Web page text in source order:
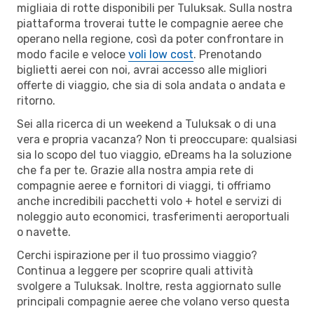
migliaia di rotte disponibili per Tuluksak. Sulla nostra
piattaforma troverai tutte le compagnie aeree che
operano nella regione, così da poter confrontare in
modo facile e veloce voli low cost. Prenotando
biglietti aerei con noi, avrai accesso alle migliori
offerte di viaggio, che sia di sola andata o andata e
ritorno.
Sei alla ricerca di un weekend a Tuluksak o di una
vera e propria vacanza? Non ti preoccupare: qualsiasi
sia lo scopo del tuo viaggio, eDreams ha la soluzione
che fa per te. Grazie alla nostra ampia rete di
compagnie aeree e fornitori di viaggi, ti offriamo
anche incredibili pacchetti volo + hotel e servizi di
noleggio auto economici, trasferimenti aeroportuali
o navette.
Cerchi ispirazione per il tuo prossimo viaggio?
Continua a leggere per scoprire quali attività
svolgere a Tuluksak. Inoltre, resta aggiornato sulle
principali compagnie aeree che volano verso questa